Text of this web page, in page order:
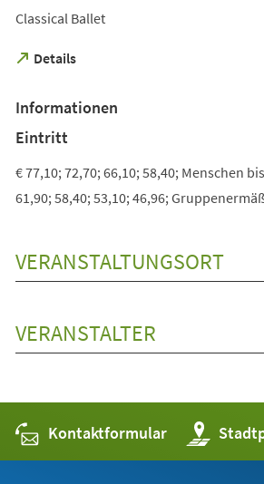
Classical Ballet
Details
(Öffnet
neuen
Tab)
Informationen
Eintritt
€ 77,10; 72,70; 66,10; 58,40; Menschen
61,90; 58,40; 53,10; 46,96;
VERANSTALTUNGSORT
VERANSTALTER
Kontaktformular (Öffnet
in
einem